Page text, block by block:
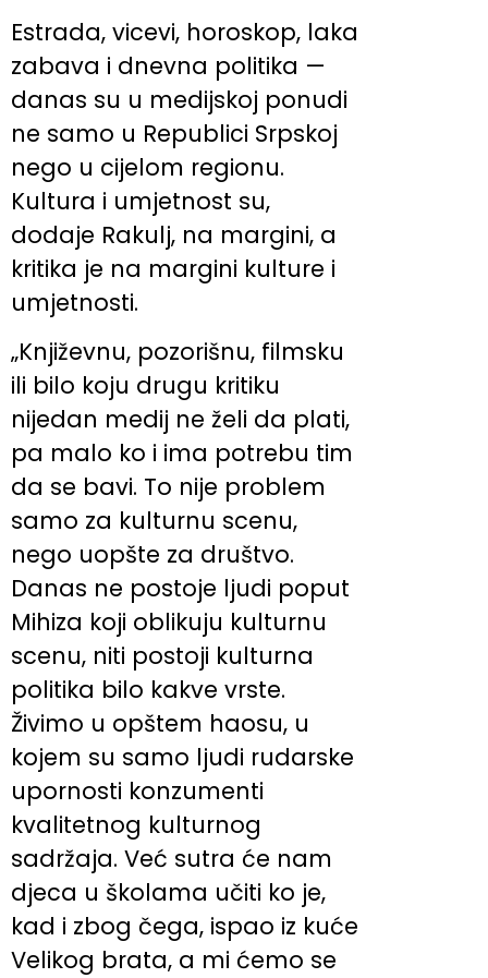
Estrada, vicevi, horoskop, laka
zabava i dnevna politika —
danas su u medijskoj ponudi
ne samo u Republici Srpskoj
nego u cijelom regionu.
Kultura i umjetnost su,
dodaje Rakulj, na margini, a
kritika je na margini kulture i
umjetnosti.
„Književnu, pozorišnu, filmsku
ili bilo koju drugu kritiku
nijedan medij ne želi da plati,
pa malo ko i ima potrebu tim
da se bavi. To nije problem
samo za kulturnu scenu,
nego uopšte za društvo.
Danas ne postoje ljudi poput
Mihiza koji oblikuju kulturnu
scenu, niti postoji kulturna
politika bilo kakve vrste.
Živimo u opštem haosu, u
kojem su samo ljudi rudarske
upornosti konzumenti
kvalitetnog kulturnog
sadržaja. Već sutra će nam
djeca u školama učiti ko je,
kad i zbog čega, ispao iz kuće
Velikog brata, a mi ćemo se